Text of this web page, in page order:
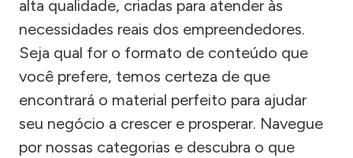
alta qualidade, criadas para atender às
necessidades reais dos empreendedores.
Seja qual for o formato de conteúdo que
você prefere, temos certeza de que
encontrará o material perfeito para ajudar
seu negócio a crescer e prosperar. Navegue
por nossas categorias e descubra o que